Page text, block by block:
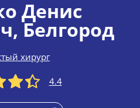
Денис
, Белгород
хирург
4.4